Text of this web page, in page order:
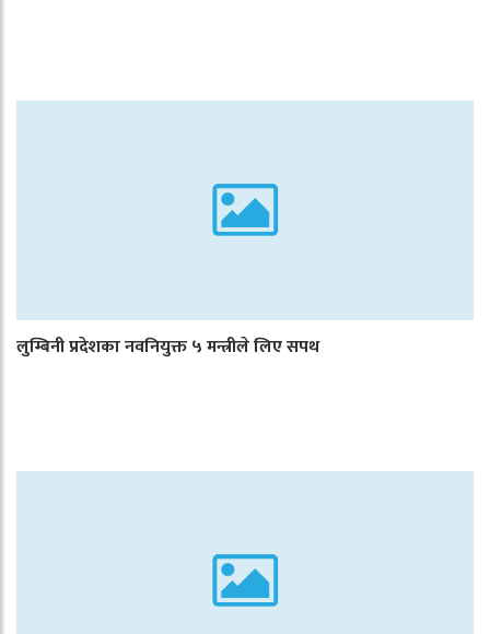
लुम्बिनी प्रदेशका नवनियुक्त ५ मन्त्रीले लिए सपथ